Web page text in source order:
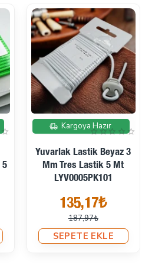
İndirimde
Kargoya Hazır
Yuvarlak Lastik Açık Lila
3 Mm Tres Lastik 5 Mt
LYV0005PK165
135,17₺
187,97₺
SEPETE EKLE